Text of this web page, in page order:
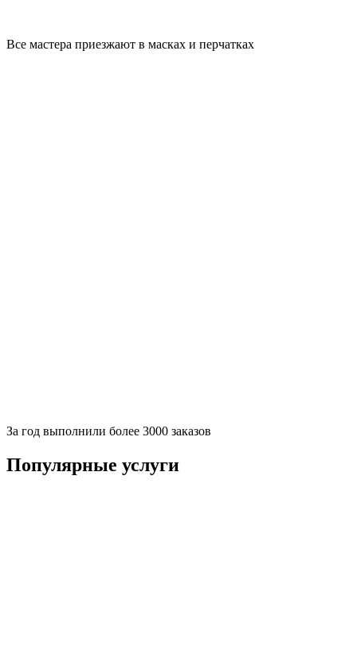
Все мастера приезжают в масках и перчатках
За год выполнили более 3000 заказов
Популярные услуги